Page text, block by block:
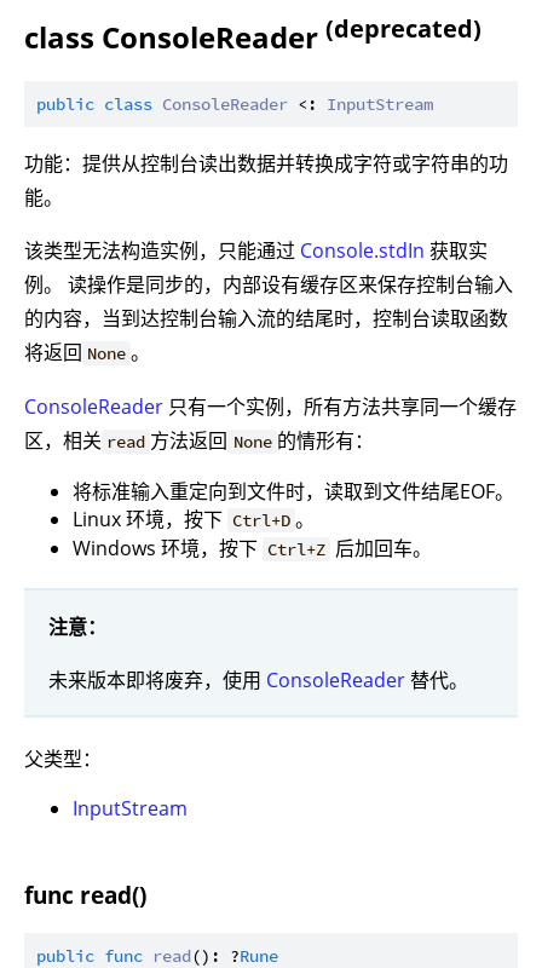
class ConsoleReader (deprecated)
public class ConsoleReader <: InputStream
功能：提供从控制台读出数据并转换成字符或字符串的功
能。
该类型无法构造实例，只能通过 Console.stdIn 获取实
例。 读操作是同步的，内部设有缓存区来保存控制台输入
的内容，当到达控制台输入流的结尾时，控制台读取函数
将返回 None 。
ConsoleReader 只有一个实例，所有方法共享同一个缓存
区，相关 read 方法返回 None 的情形有：
将标准输入重定向到文件时，读取到文件结尾EOF。
Linux 环境，按下 Ctrl+D 。
Windows 环境，按下 Ctrl+Z 后加回车。
注意：
未来版本即将废弃，使用 ConsoleReader 替代。
父类型：
InputStream
func read()
public func read(): ?Rune